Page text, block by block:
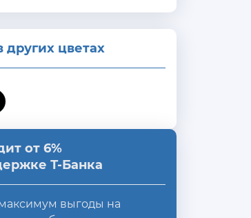
других цветах
от 6%
Т-Банка
выгоды на